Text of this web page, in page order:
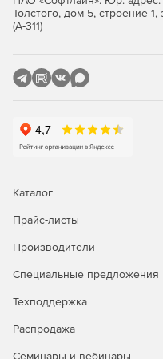
покрытия,
клиентской базы,
сервисных центров,
Аналитика и
перспективных
Мобильные и
адресов и
улицам и домам.
Толстого, дом 5, строение
(А-311)
Каталог
Прайс-листы
Производители
Специальные предложения
Техподдержка
Распродажа
Семинары и вебинары